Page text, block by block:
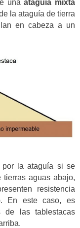
unaataguía mixta
la ataguía de tierra
en cabeza a un
por la ataguía si se
aguas abajo,
resistencia
En este caso, es
de las tablestacas